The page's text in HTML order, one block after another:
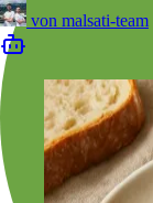
von malsati-team